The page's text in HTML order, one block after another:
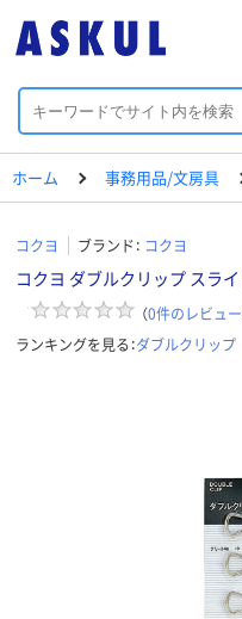
ホーム 事務用品/文房具
コクヨ ブランド： コクヨ
コクヨ ダブルクリップ スラ
（0件のレビュー
ランキングを見る：ダブルクリップ